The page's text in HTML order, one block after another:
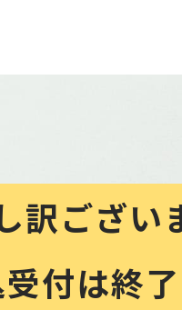
訳ござい
付は終